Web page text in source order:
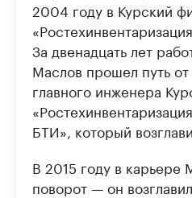
2004 году в Курский
За двенадцать лет
Маслов прошел путь
главного инженера
БТИ», который
В 2015 году в карьере
поворот — он